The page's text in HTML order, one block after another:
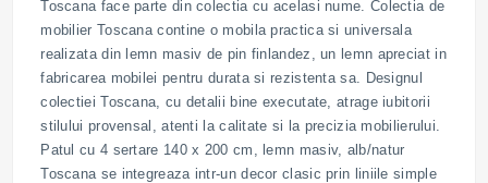
Toscana face parte din colectia cu acelasi nume. Colectia de
mobilier Toscana contine o mobila practica si universala
realizata din lemn masiv de pin finlandez, un lemn apreciat in
fabricarea mobilei pentru durata si rezistenta sa. Designul
colectiei Toscana, cu detalii bine executate, atrage iubitorii
stilului provensal, atenti la calitate si la precizia mobilierului.
Patul cu 4 sertare 140 x 200 cm, lemn masiv, alb/natur
Toscana se integreaza intr-un decor clasic prin liniile simple